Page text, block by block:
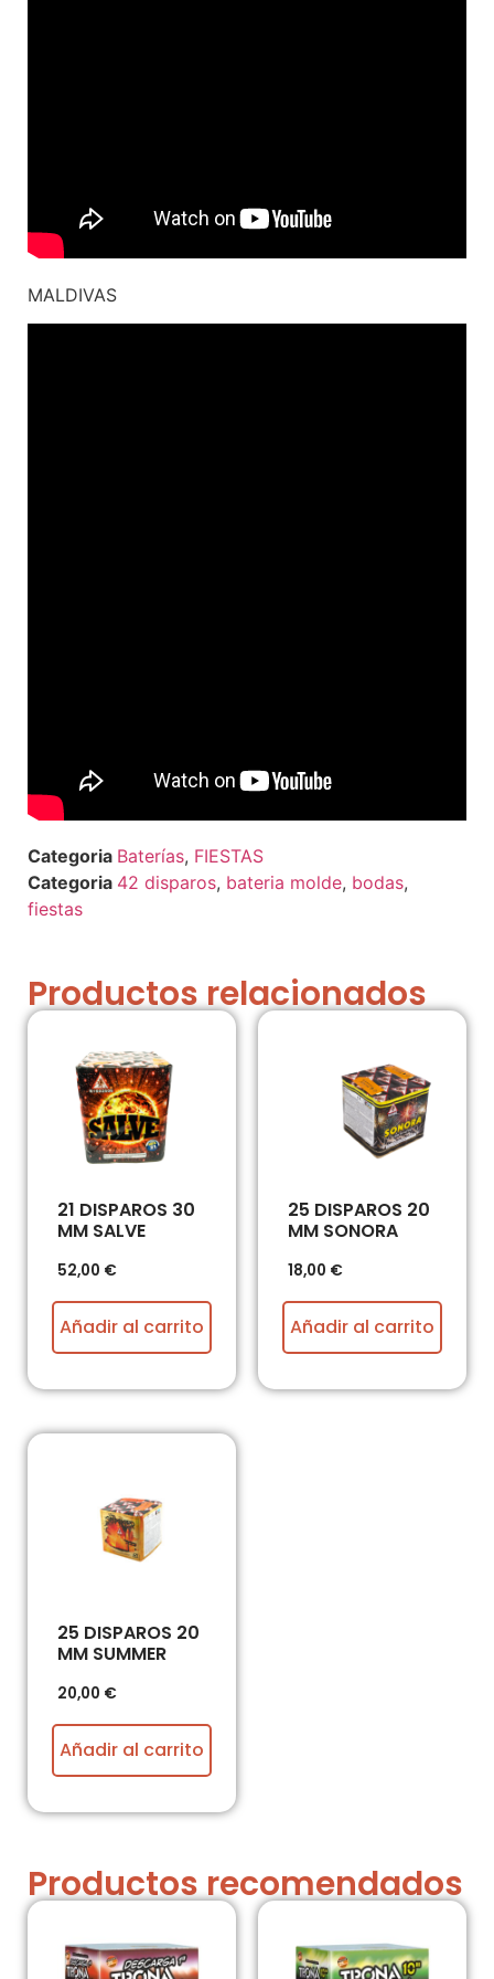
MALDIVAS
Baterías, FIESTAS
42 disparos, bateria molde, bodas,
fiestas
Productos relacionados
21 DISPAROS 30
MM SALVE
52,00 €
Añadir al carrito
25 DISPAROS 20
MM SONORA
18,00 €
Añadir al carrito
25 DISPAROS 20
MM SUMMER
20,00 €
Añadir al carrito
Productos recomendados